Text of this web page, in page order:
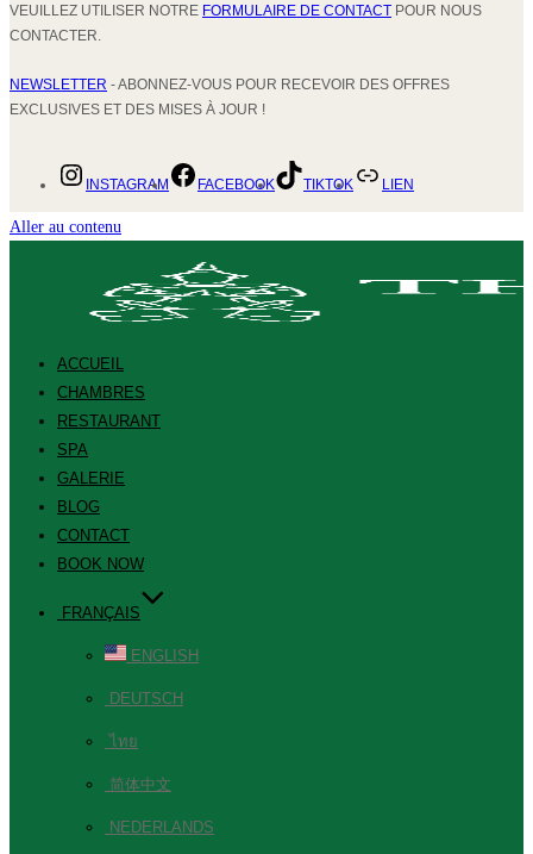
VEUILLEZ UTILISER NOTRE FORMULAIRE DE CONTACT POUR NOUS
CONTACTER.
NEWSLETTER - ABONNEZ-VOUS POUR RECEVOIR DES OFFRES
EXCLUSIVES ET DES MISES À JOUR !
INSTAGRAM FACEBOOK TIKTOK LIEN
Aller au contenu
ACCUEIL
CHAMBRES
RESTAURANT
SPA
GALERIE
BLOG
CONTACT
BOOK NOW
FRANÇAIS
ENGLISH
DEUTSCH
ไทย
简体中文
NEDERLANDS